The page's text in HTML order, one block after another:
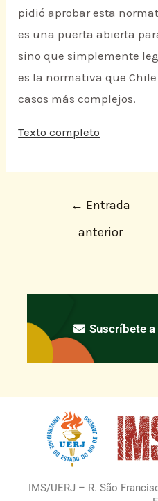
pidió aprobar esta
es una puerta abierta
sino que simplemente
es la normativa que
casos más complejos.
Texto completo
← Entrada
anterior
Suscríbete
IMS/UERJ – R. São